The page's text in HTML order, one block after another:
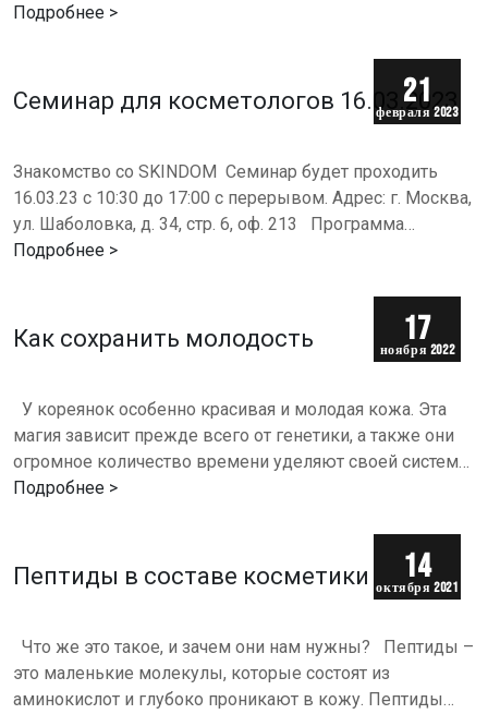
-восстановление клеточного иммунитета,
Подробнее >
21
февраля 2023
Семинар для косметологов 16.03.2023
Знакомство со SKINDOM Семинар будет проходить
16.03.23 с 10:30 до 17:00 с перерывом. Адрес: г. Москва,
ул. Шаболовка, д. 34, стр. 6, оф. 213 Программа
семинара:⠀ 1) АНТИВОЗРАСТНАЯ СИСТЕМА: …
Подробнее >
17
ноября 2022
Как сохранить молодость
У кореянок особенно красивая и молодая кожа. Эта
магия зависит прежде всего от генетики, а также они
огромное количество времени уделяют своей системе
ухода, которая основывается на одном правиле -…
Подробнее >
14
октября 2021
Пептиды в составе косметики
Что же это такое, и зачем они нам нужны?⠀Пептиды –
это маленькие молекулы, которые состоят из
аминокислот и глубоко проникают в кожу. Пептиды